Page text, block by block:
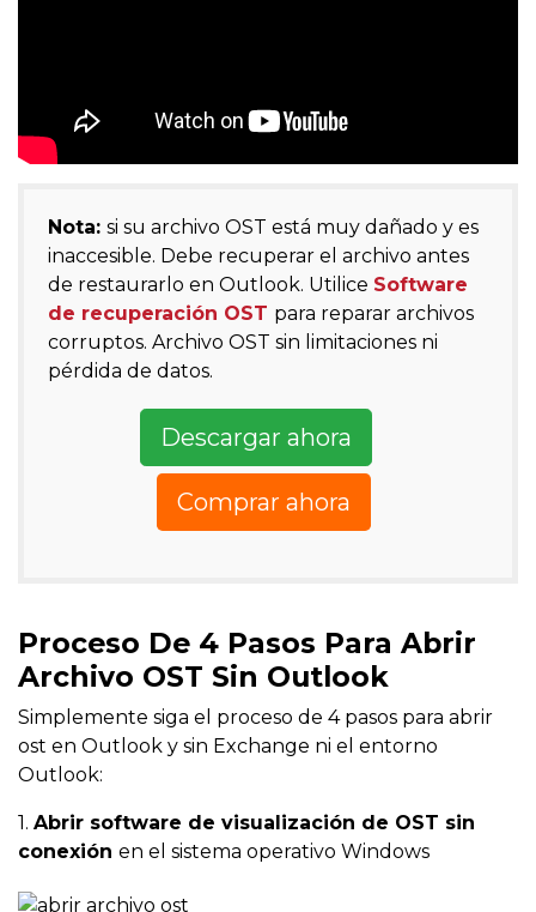
Nota: si su archivo OST está muy dañado y es
inaccesible. Debe recuperar el archivo antes
de restaurarlo en Outlook. Utilice Software
de recuperación OST para reparar archivos
corruptos. Archivo OST sin limitaciones ni
pérdida de datos.
Descargar ahora
Comprar ahora
Proceso De 4 Pasos Para Abrir
Archivo OST Sin Outlook
Simplemente siga el proceso de 4 pasos para abrir
ost en Outlook y sin Exchange ni el entorno
Outlook:
1. Abrir software de visualización de OST sin
conexión en el sistema operativo Windows